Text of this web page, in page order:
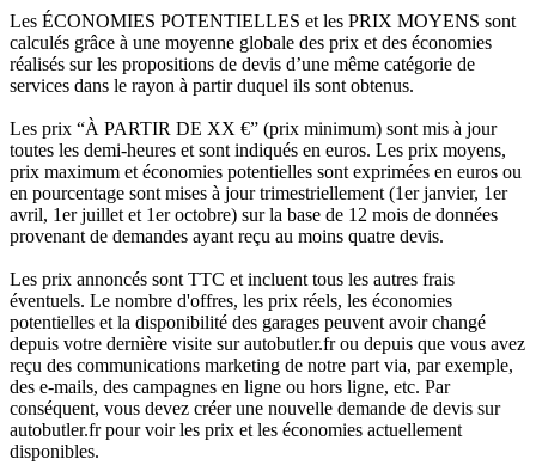
Les ÉCONOMIES POTENTIELLES et les PRIX MOYENS sont
calculés grâce à une moyenne globale des prix et des économies
réalisés sur les propositions de devis d’une même catégorie de
services dans le rayon à partir duquel ils sont obtenus.
Les prix “À PARTIR DE XX €” (prix minimum) sont mis à jour
toutes les demi-heures et sont indiqués en euros. Les prix moyens,
prix maximum et économies potentielles sont exprimées en euros ou
en pourcentage sont mises à jour trimestriellement (1er janvier, 1er
avril, 1er juillet et 1er octobre) sur la base de 12 mois de données
provenant de demandes ayant reçu au moins quatre devis.
Les prix annoncés sont TTC et incluent tous les autres frais
éventuels. Le nombre d'offres, les prix réels, les économies
potentielles et la disponibilité des garages peuvent avoir changé
depuis votre dernière visite sur autobutler.fr ou depuis que vous avez
reçu des communications marketing de notre part via, par exemple,
des e-mails, des campagnes en ligne ou hors ligne, etc. Par
conséquent, vous devez créer une nouvelle demande de devis sur
autobutler.fr pour voir les prix et les économies actuellement
disponibles.